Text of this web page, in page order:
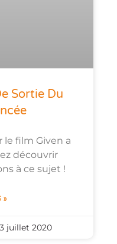
Sortie Du
le film Given a
découvrir
à ce sujet !
»
3 juillet 2020